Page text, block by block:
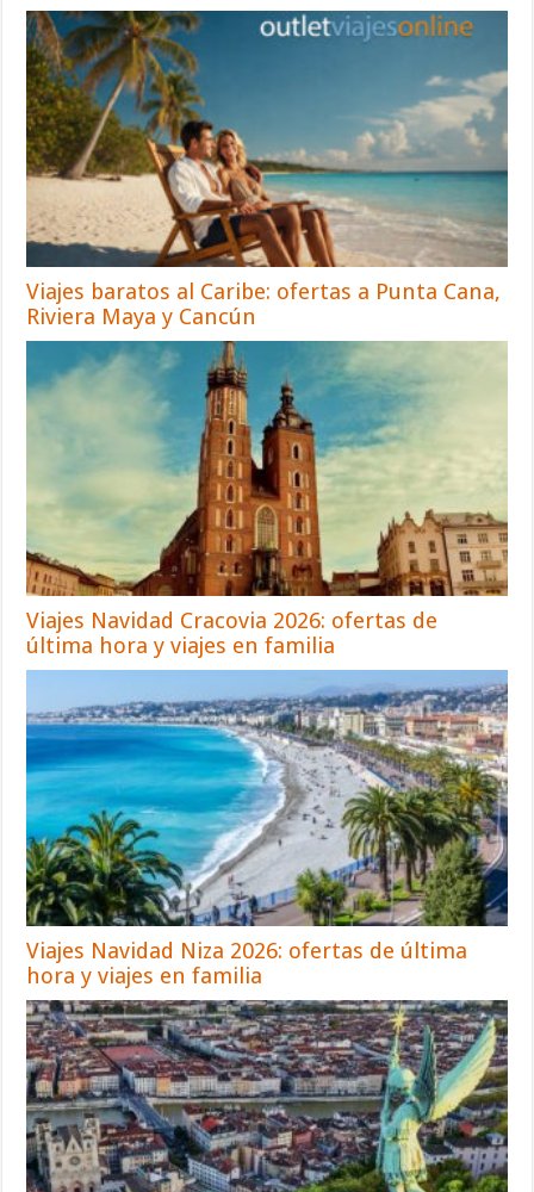
Viajes baratos al Caribe: ofertas a Punta Cana,
Riviera Maya y Cancún
Viajes Navidad Cracovia 2026: ofertas de
última hora y viajes en familia
Viajes Navidad Niza 2026: ofertas de última
hora y viajes en familia